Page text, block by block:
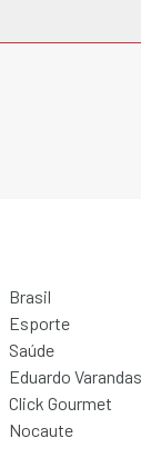
Brasil
Esporte
Saúde
Eduardo Varandas
Click Gourmet
Nocaute